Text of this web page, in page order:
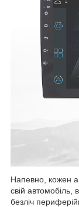
Напевно, кожен
свій автомобіль,
безліч